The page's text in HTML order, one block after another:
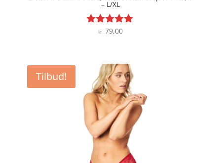
– L/XL
Vurderet
kr.79,00
Tilbud!